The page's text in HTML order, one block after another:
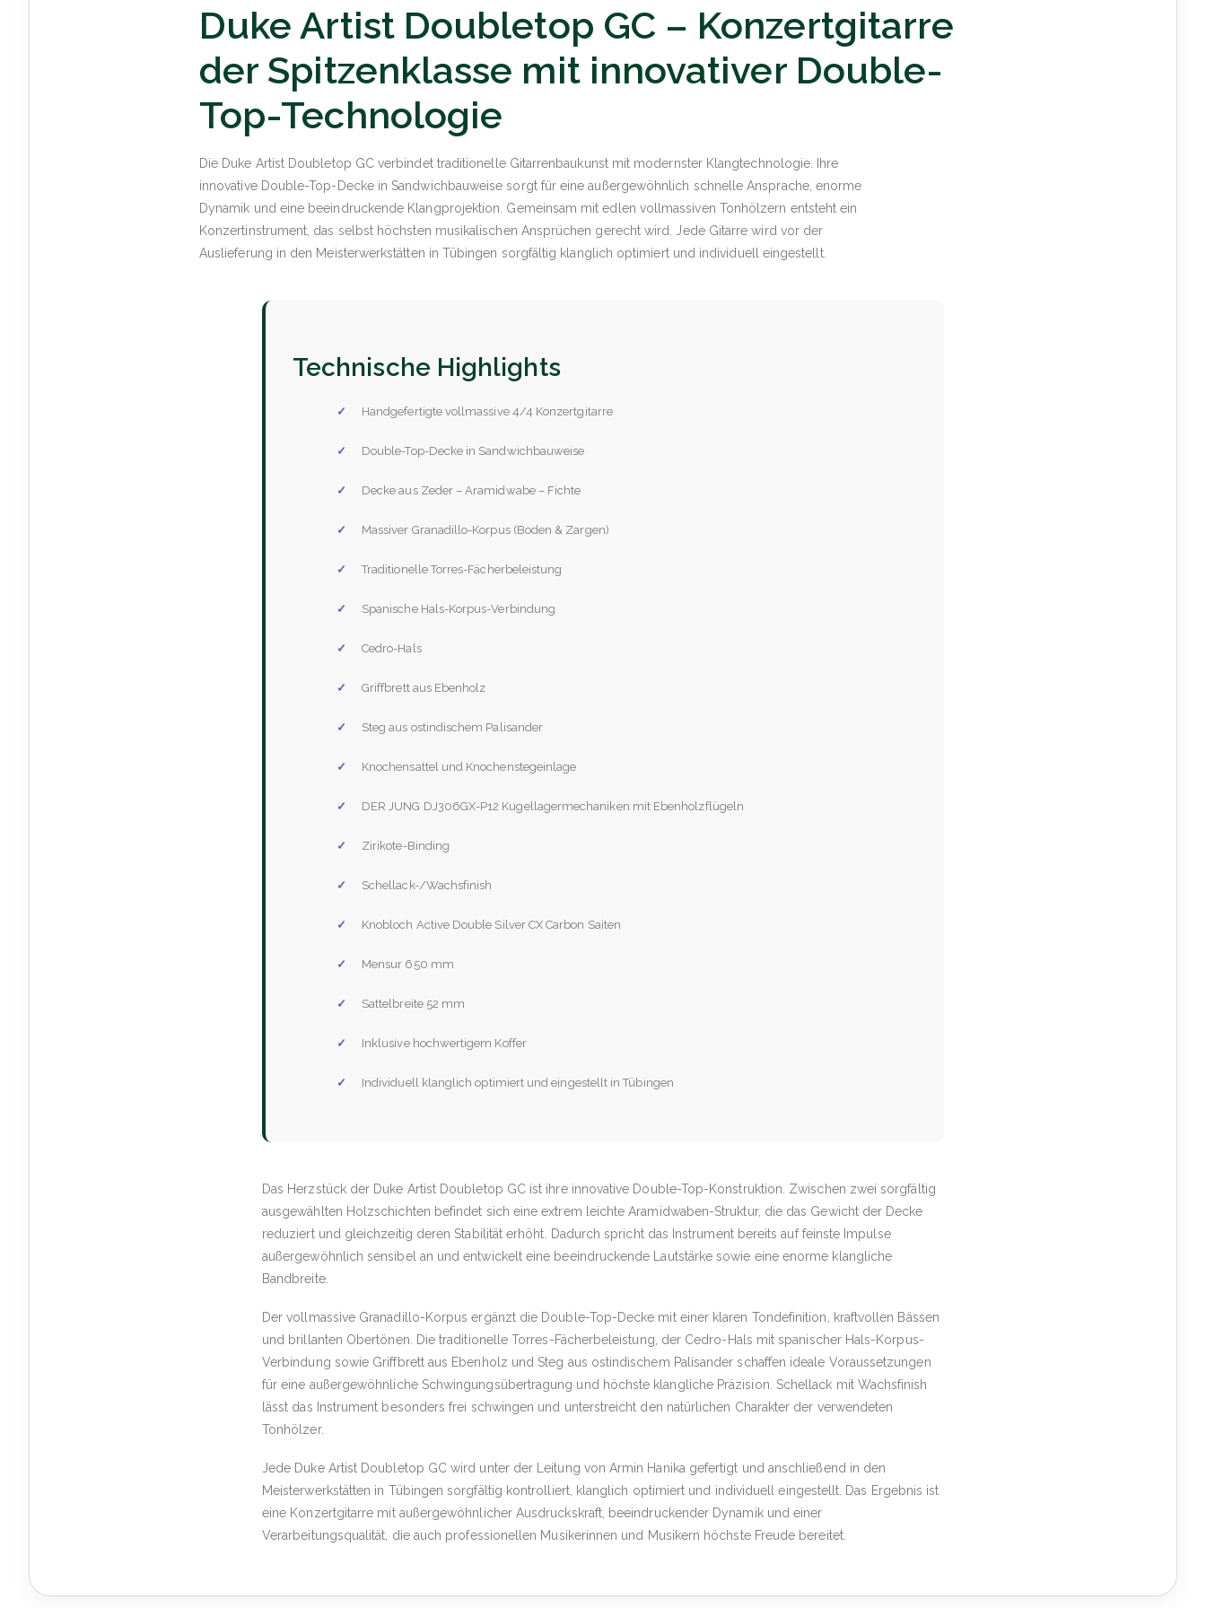
Duke Artist Doubletop GC – Konzertgitarre
der Spitzenklasse mit innovativer Double-
Top-Technologie
Die Duke Artist Doubletop GC verbindet traditionelle Gitarrenbaukunst mit modernster Klangtechnologie. Ihre
innovative Double-Top-Decke in Sandwichbauweise sorgt für eine außergewöhnlich schnelle Ansprache, enorme
Dynamik und eine beeindruckende Klangprojektion. Gemeinsam mit edlen vollmassiven Tonhölzern entsteht ein
Konzertinstrument, das selbst höchsten musikalischen Ansprüchen gerecht wird. Jede Gitarre wird vor der
Auslieferung in den Meisterwerkstätten in Tübingen sorgfältig klanglich optimiert und individuell eingestellt.
Technische Highlights
Handgefertigte vollmassive 4/4 Konzertgitarre
Double-Top-Decke in Sandwichbauweise
Decke aus Zeder – Aramidwabe – Fichte
Massiver Granadillo-Korpus (Boden & Zargen)
Traditionelle Torres-Fächerbeleistung
Spanische Hals-Korpus-Verbindung
Cedro-Hals
Griffbrett aus Ebenholz
Steg aus ostindischem Palisander
Knochensattel und Knochenstegeinlage
DER JUNG DJ306GX-P12 Kugellagermechaniken mit Ebenholzflügeln
Zirikote-Binding
Schellack-/Wachsfinish
Knobloch Active Double Silver CX Carbon Saiten
Mensur 650 mm
Sattelbreite 52 mm
Inklusive hochwertigem Koffer
Individuell klanglich optimiert und eingestellt in Tübingen
Das Herzstück der Duke Artist Doubletop GC ist ihre innovative Double-Top-Konstruktion. Zwischen zwei sorgfältig
ausgewählten Holzschichten befindet sich eine extrem leichte Aramidwaben-Struktur, die das Gewicht der Decke
reduziert und gleichzeitig deren Stabilität erhöht. Dadurch spricht das Instrument bereits auf feinste Impulse
außergewöhnlich sensibel an und entwickelt eine beeindruckende Lautstärke sowie eine enorme klangliche
Bandbreite.
Der vollmassive Granadillo-Korpus ergänzt die Double-Top-Decke mit einer klaren Tondefinition, kraftvollen Bässen
und brillanten Obertönen. Die traditionelle Torres-Fächerbeleistung, der Cedro-Hals mit spanischer Hals-Korpus-
Verbindung sowie Griffbrett aus Ebenholz und Steg aus ostindischem Palisander schaffen ideale Voraussetzungen
für eine außergewöhnliche Schwingungsübertragung und höchste klangliche Präzision. Schellack mit Wachsfinish
lässt das Instrument besonders frei schwingen und unterstreicht den natürlichen Charakter der verwendeten
Tonhölzer.
Jede Duke Artist Doubletop GC wird unter der Leitung von Armin Hanika gefertigt und anschließend in den
Meisterwerkstätten in Tübingen sorgfältig kontrolliert, klanglich optimiert und individuell eingestellt. Das Ergebnis ist
eine Konzertgitarre mit außergewöhnlicher Ausdruckskraft, beeindruckender Dynamik und einer
Verarbeitungsqualität, die auch professionellen Musikerinnen und Musikern höchste Freude bereitet.